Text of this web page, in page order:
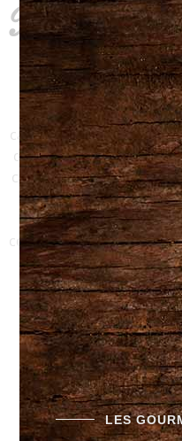
Des
La magie des
capacité à transporter
distinctes et
camembert local à la
fromage est une
s’arrête pas là :
complète parfaitement
ils forment un duo
même de
LES